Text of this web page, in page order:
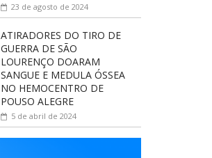
23 de agosto de 2024
ATIRADORES DO TIRO DE
GUERRA DE SÃO
LOURENÇO DOARAM
SANGUE E MEDULA ÓSSEA
NO HEMOCENTRO DE
POUSO ALEGRE
5 de abril de 2024